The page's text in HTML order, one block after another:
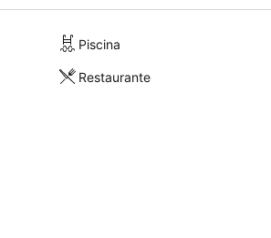
Piscina
Restaurante